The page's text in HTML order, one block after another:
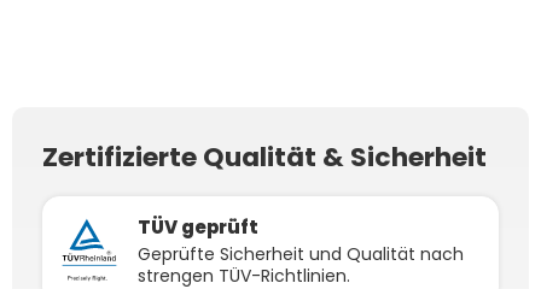
4xVerlängerungskabel
Solarkabel schwarz inkl.
Stecker - 5m
4xVerlängerungskabel
Stecker - 3m
Zertifizierte Qualität & Sicherheit
TÜV geprüft
Geprüfte Sicherheit und Qualität nach
strengen TÜV-Richtlinien.